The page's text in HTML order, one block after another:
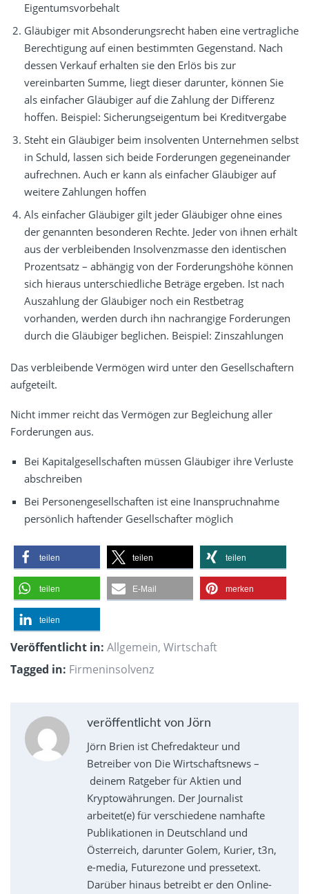
Eigentumsvorbehalt
Gläubiger mit Absonderungsrecht haben eine vertragliche
Berechtigung auf einen bestimmten Gegenstand. Nach
dessen Verkauf erhalten sie den Erlös bis zur
vereinbarten Summe, liegt dieser darunter, können Sie
als einfacher Gläubiger auf die Zahlung der Differenz
hoffen. Beispiel: Sicherungseigentum bei Kreditvergabe
Steht ein Gläubiger beim insolventen Unternehmen selbst
in Schuld, lassen sich beide Forderungen gegeneinander
aufrechnen. Auch er kann als einfacher Gläubiger auf
weitere Zahlungen hoffen
Als einfacher Gläubiger gilt jeder Gläubiger ohne eines
der genannten besonderen Rechte. Jeder von ihnen erhält
aus der verbleibenden Insolvenzmasse den identischen
Prozentsatz – abhängig von der Forderungshöhe können
sich hieraus unterschiedliche Beträge ergeben. Ist nach
Auszahlung der Gläubiger noch ein Restbetrag
vorhanden, werden durch ihn nachrangige Forderungen
durch die Gläubiger beglichen. Beispiel: Zinszahlungen
Das verbleibende Vermögen wird unter den Gesellschaftern
aufgeteilt.
Nicht immer reicht das Vermögen zur Begleichung aller
Forderungen aus.
Bei Kapitalgesellschaften müssen Gläubiger ihre Verluste
abschreiben
Bei Personengesellschaften ist eine Inanspruchnahme
persönlich haftender Gesellschafter möglich
teilen teilen teilen
teilen E-Mail merken
teilen
Veröffentlicht in: Allgemein, Wirtschaft
Tagged in: Firmeninsolvenz
veröffentlicht von Jörn
Jörn Brien ist Chefredakteur und
Betreiber von Die Wirtschaftsnews –
deinem Ratgeber für Aktien und
Kryptowährungen. Der Journalist
arbeitet(e) für verschiedene namhafte
Publikationen in Deutschland und
Österreich, darunter Golem, Kurier, t3n,
e-media, Futurezone und pressetext.
Darüber hinaus betreibt er den Online-